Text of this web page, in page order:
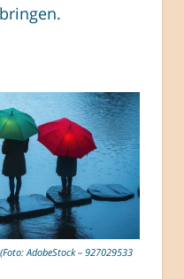
AdobeStock – 927029533